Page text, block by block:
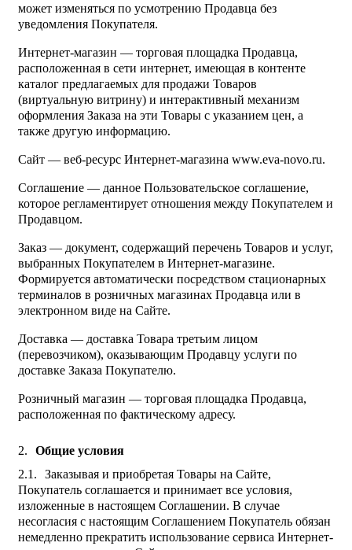
может изменяться по усмотрению Продавца без
уведомления Покупателя.
Интернет-магазин — торговая площадка Продавца,
расположенная в сети интернет, имеющая в контенте
каталог предлагаемых для продажи Товаров
(виртуальную витрину) и интерактивный механизм
оформления Заказа на эти Товары с указанием цен, а
также другую информацию.
Сайт — веб-ресурс Интернет-магазина www.eva-novo.ru.
Соглашение — данное Пользовательское соглашение,
которое регламентирует отношения между Покупателем и
Продавцом.
Заказ — документ, содержащий перечень Товаров и услуг,
выбранных Покупателем в Интернет-магазине.
Формируется автоматически посредством стационарных
терминалов в розничных магазинах Продавца или в
электронном виде на Сайте.
Доставка — доставка Товара третьим лицом
(перевозчиком), оказывающим Продавцу услуги по
доставке Заказа Покупателю.
Розничный магазин — торговая площадка Продавца,
расположенная по фактическому адресу.
Общие условия
Заказывая и приобретая Товары на Сайте,
Покупатель соглашается и принимает все условия,
изложенные в настоящем Соглашении. В случае
несогласия с настоящим Соглашением Покупатель обязан
немедленно прекратить использование сервиса Интернет-